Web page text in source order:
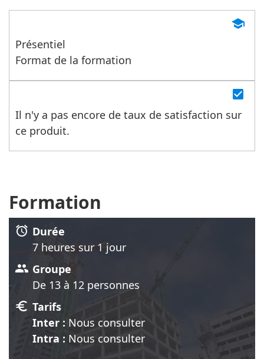
455 (service 0.15€/min + prix de l'appel)
Présentiel
Format de la formation
school
Il n'y a pas encore de taux de satisfaction sur
ce produit.
check_box
Formation
alarm Durée
7 heures sur 1 jour
group Groupe
De 13 à 12 personnes
euro Tarifs
Inter : Nous consulter
Intra : Nous consulter